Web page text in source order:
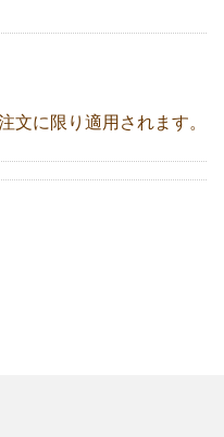
文に限り適用されます。